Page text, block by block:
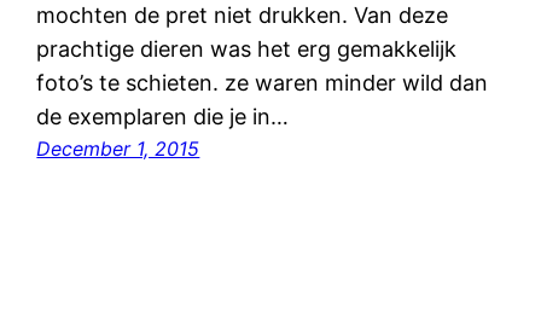
mochten de pret niet drukken. Van deze
prachtige dieren was het erg gemakkelijk
foto’s te schieten. ze waren minder wild dan
de exemplaren die je in…
December 1, 2015